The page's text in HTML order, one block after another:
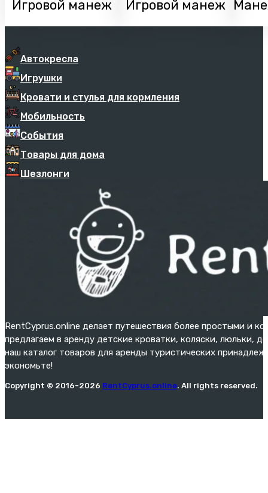
Игровой манеж Игровой манеж
Автокресла
Игрушки
Кровати и стулья для кормления
Мобильность
События
Товары для дома
Шезлонги
RentCyprus.online делает путешествия более простыми и
предлагаем в аренду детские кроватки, коляски, люльки,
наш каталог товаров для аренды туристических
экономьте!
Copyright © 2016-2026 RentCyprus.online. All rights reserved.